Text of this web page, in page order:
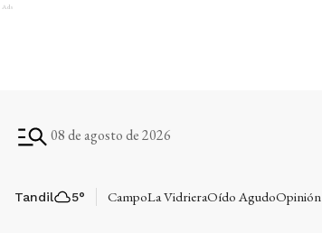
Ads
08 de agosto de 2026
Tandil 5° CampoLa VidrieraOído AgudoOpinión